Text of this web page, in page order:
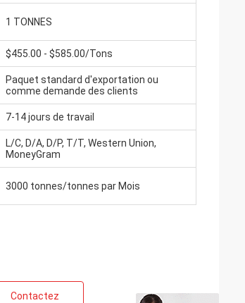
1 TONNES
$455.00 - $585.00/Tons
Paquet standard d'exportation ou
comme demande des clients
7-14 jours de travail
L/C, D/A, D/P, T/T, Western Union,
MoneyGram
3000 tonnes/tonnes par Mois
Contactez